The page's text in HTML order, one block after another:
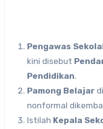
Pengawas
kini disebut
Pendidikan.
Pamong Belajar
nonformal
Istilah Kepala